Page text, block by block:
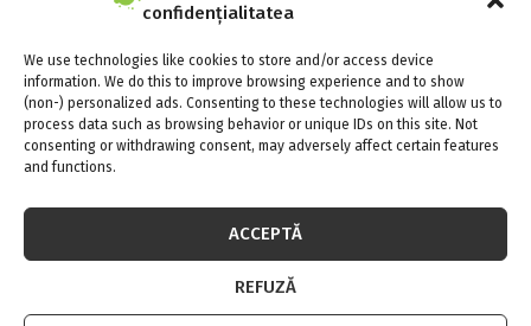
confidențialitatea
We use technologies like cookies to store and/or access device
information. We do this to improve browsing experience and to show
(non-) personalized ads. Consenting to these technologies will allow us to
process data such as browsing behavior or unique IDs on this site. Not
consenting or withdrawing consent, may adversely affect certain features
and functions.
ACCEPTĂ
REFUZĂ